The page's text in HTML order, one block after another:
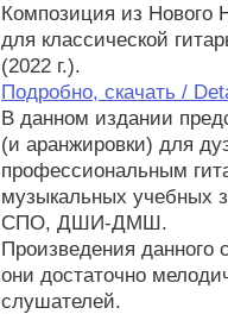
Композиция из Нового
для классической
(2022 г.).
Подробно, скачать /
В данном издании
(и аранжировки) для
профессиональным
музыкальных учебных
СПО, ДШИ-ДМШ.
Произведения данного
они достаточно
слушателей.